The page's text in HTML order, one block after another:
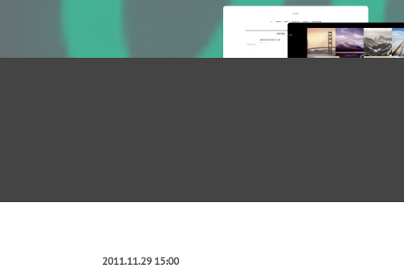
2011.11.29 15:00